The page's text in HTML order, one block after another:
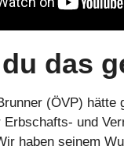
das
(ÖVP) hätte
und
haben seinem